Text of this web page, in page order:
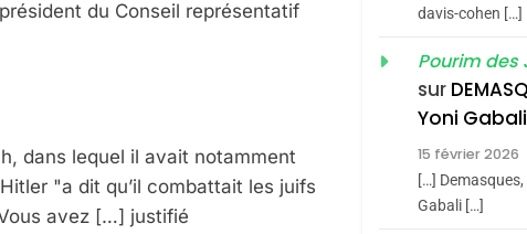
du Conseil représentatif
dans lequel il avait notamment
"a dit qu’il combattait les juifs
avez […] justifié
2davis-cohen […]
Pourim des
sur
Yoni Gabali
15 février 2026
[…]
Gabali […]
Le Rapport D’ADL Contre L’antisémitisme